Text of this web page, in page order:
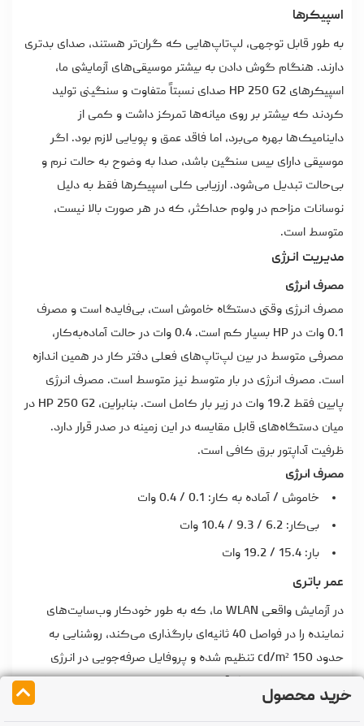
خرید محصول
اسپیکرها
به طور قابل توجهی، لپ‌تاپ‌هایی که گران‌تر هستند، صدای بدتری
دارند. هنگام گوش دادن به بیشتر موسیقی‌های آزمایشی ما،
اسپیکرهای HP 250 G2 صدای نسبتاً متفاوت و سنگینی تولید
کردند که بیشتر بر روی میانه‌ها تمرکز داشت و کمی از
داینامیک‌ها بهره می‌برد، اما فاقد عمق و پویایی لازم بود. اگر
موسیقی دارای بیس سنگین باشد، صدا به وضوح به حالت نرم و
بی‌حالت تبدیل می‌شود. ارزیابی کلی اسپیکرها فقط به دلیل
نوسانات مزاحم در ولوم حداکثر، که در هر صورت بالا نیست،
متوسط است.
مدیریت انرژی
مصرف انرژی
مصرف انرژی وقتی دستگاه خاموش است، بی‌فایده است و مصرف
0.1 وات در HP بسیار کم است. 0.4 وات در حالت آماده‌به‌کار،
مصرفی متوسط در بین لپ‌تاپ‌های فعلی دفتر کار در همین اندازه
است. مصرف انرژی در بار متوسط نیز متوسط است. مصرف انرژی
پایین فقط 19.2 وات در زیر بار کامل است. بنابراین، HP 250 G2 در
میان دستگاه‌های قابل مقایسه در این زمینه در صدر قرار دارد.
ظرفیت آداپتور برق کافی است.
مصرف انرژی
خاموش / آماده به کار: 0.1 / 0.4 وات
بی‌کار: 6.2 / 9.3 / 10.4 وات
بار: 15.4 / 19.2 وات
عمر باتری
در آزمایش واقعی WLAN ما، که به طور خودکار وب‌سایت‌های
نماینده را در فواصل 40 ثانیه‌ای بارگذاری می‌کند، روشنایی به
حدود 150 cd/m² تنظیم شده و پروفایل صرفه‌جویی در انرژی
انتخاب شده است. مدل آزمایشی ما عمر باتری بالای 4.5 ساعت را در
این شرایط نشان داد که در میان لپ‌تاپ‌های دفتر کار با همین